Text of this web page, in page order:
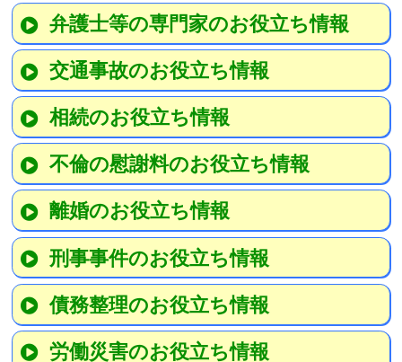
弁護士等の専門家のお役立ち情報
交通事故のお役立ち情報
相続のお役立ち情報
不倫の慰謝料のお役立ち情報
離婚のお役立ち情報
刑事事件のお役立ち情報
債務整理のお役立ち情報
労働災害のお役立ち情報